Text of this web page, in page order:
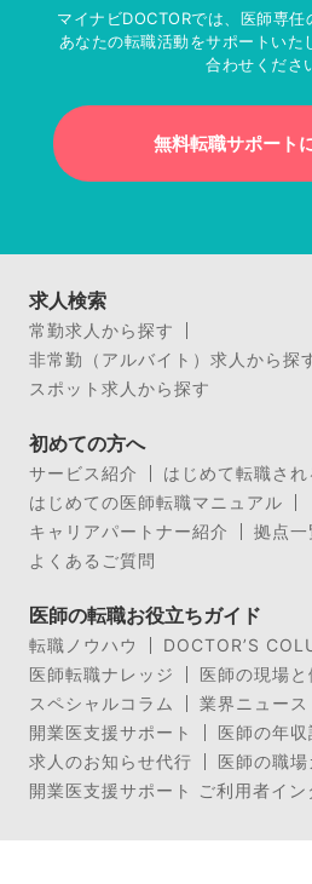
マイナビDOCTORでは、医師専
あなたの転職活動をサポートいた
合わせくださ
無料転職サポート
求人検索
常勤求人から探す
非常勤（アルバイト）求人から探
スポット求人から探す
初めての方へ
サービス紹介
はじめて転職さ
はじめての医師転職マニュアル
キャリアパートナー紹介
拠点一
よくあるご質問
医師の転職お役立ちガイド
転職ノウハウ
DOCTOR’S
医師転職ナレッジ
医師の現場
スペシャルコラム
業界ニュース
開業医支援サポート
医師の年収
求人のお知らせ代行
医師の職場
開業医支援サポート ご利用者イン